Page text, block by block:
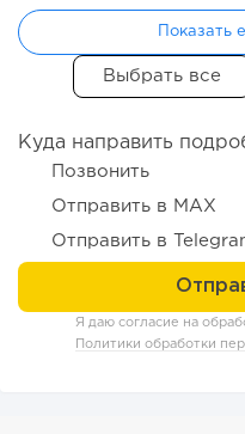
Отзыв SSL-сертификатов
российский...
Показать
Куда направить
Позвонить
Отправить в MAX
Отправить в
Я даю согласие на
Политики обработки